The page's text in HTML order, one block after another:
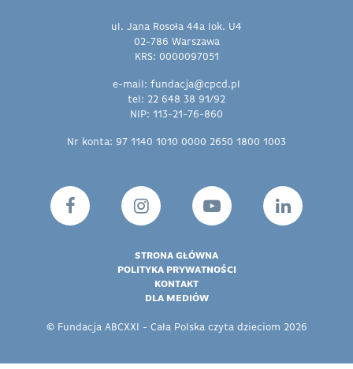
ul. Jana Rosoła 44a lok. U4
02-786 Warszawa
KRS: 0000097051
e-mail: fundacja@cpcd.pl
tel: 22 648 38 91/92
NIP: 113-21-76-860
Nr konta: 97 1140 1010 0000 2650 1800 1003
© Fundacja ABCXXI - Cała Polska czyta dzieciom 2026
STRONA GŁÓWNA
POLITYKA PRYWATNOŚCI
KONTAKT
DLA MEDIÓW